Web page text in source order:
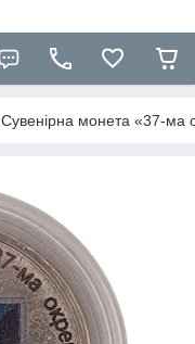
Сувенірна монета «37-ма